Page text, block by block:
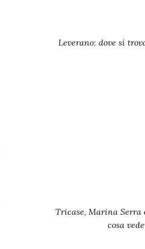
Leverano: dove si
Tricase, Marina Serra
cosa